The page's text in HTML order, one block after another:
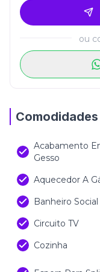
ou
Acabamento
Gesso
Aquecedor A
Banheiro Social
Circuito TV
Cozinha